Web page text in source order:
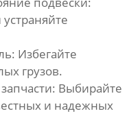
Избегайте
грузов.
Выбирайте
и надежных